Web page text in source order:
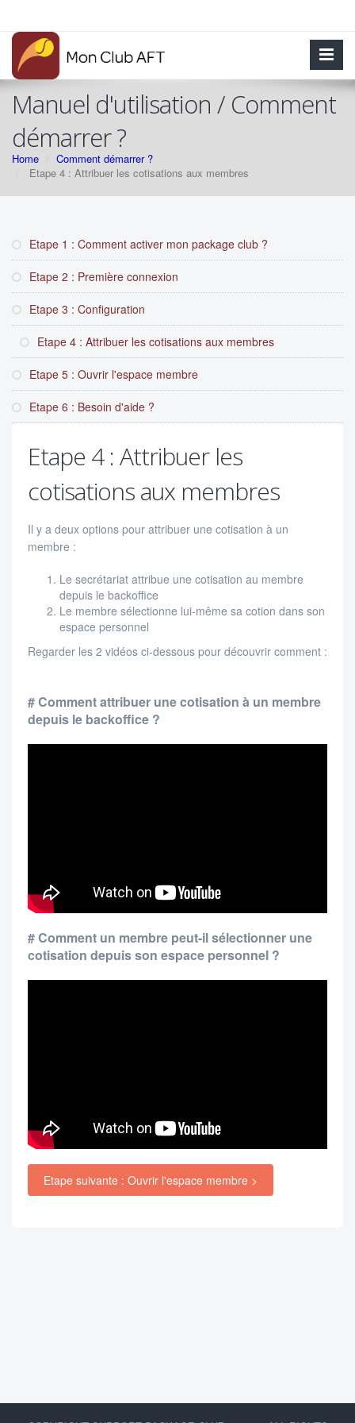
Manuel d'utilisation / Comment
démarrer ?
Home
Comment démarrer ?
Etape 4 : Attribuer les cotisations aux membres
Etape 1 : Comment activer mon package club ?
Etape 2 : Première connexion
Etape 3 : Configuration
Etape 4 : Attribuer les cotisations aux membres
Etape 5 : Ouvrir l'espace membre
Etape 6 : Besoin d'aide ?
Etape 4 : Attribuer les
cotisations aux membres
Il y a deux options pour attribuer une cotisation à un
membre :
Le secrétariat attribue une cotisation au membre
depuis le backoffice
Le membre sélectionne lui-même sa cotion dans son
espace personnel
Regarder les 2 vidéos ci-dessous pour découvrir comment :
# Comment attribuer une cotisation à un membre
depuis le backoffice ?
# Comment un membre peut-il sélectionner une
cotisation depuis son espace personnel ?
Etape suivante : Ouvrir l'espace membre >